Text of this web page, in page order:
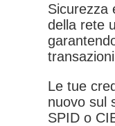
Sicurezza
della rete
Le tue
nuovo sul
SPID o